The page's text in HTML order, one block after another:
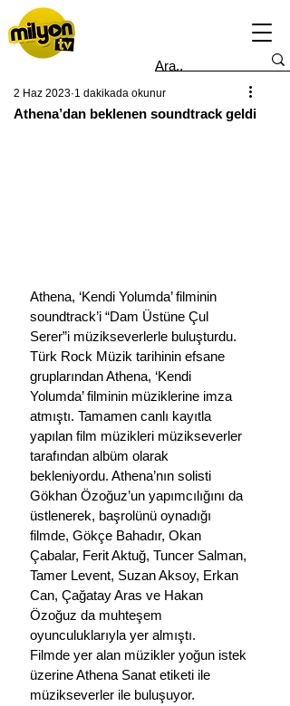
Athena’dan beklenen soundtrack geldi
2 Haz 2023 1 dakikada okunur
Athena, ‘Kendi Yolumda’ filminin
soundtrack’i “Dam Üstüne Çul
Serer”i müzikseverlerle buluşturdu.
Türk Rock Müzik tarihinin efsane
gruplarından Athena, ‘Kendi
Yolumda’ filminin müziklerine imza
atmıştı. Tamamen canlı kayıtla
yapılan film müzikleri müzikseverler
tarafından albüm olarak
bekleniyordu. Athena’nın solisti
Gökhan Özoğuz’un yapımcılığını da
üstlenerek, başrolünü oynadığı
filmde, Gökçe Bahadır, Okan
Çabalar, Ferit Aktuğ, Tuncer Salman,
Tamer Levent, Suzan Aksoy, Erkan
Can, Çağatay Aras ve Hakan
Özoğuz da muhteşem
oyunculuklarıyla yer almıştı.
Filmde yer alan müzikler yoğun istek
üzerine Athena Sanat etiketi ile
müzikseverler ile buluşuyor.